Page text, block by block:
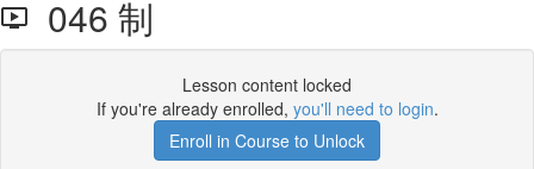
046 制
Lesson content locked
If you're already enrolled, you'll need to login.
Enroll in Course to Unlock